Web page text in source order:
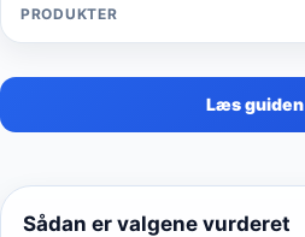
PRODUKTER
Læs guiden
Sådan er valgene vurderet